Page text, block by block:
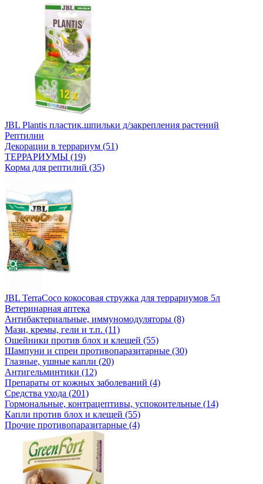
JBL Plantis пластик.шпильки д/закрепления растений
Рептилии
Декорации в террариум (51)
ТЕРРАРИУМЫ (19)
Корма для рептилий (35)
JBL TerraCoco кокосовая стружка для террариумов 5л
Ветеринарная аптека
Антибактериальные, иммуномодуляторы (8)
Мази, кремы, гели и т.п. (11)
Ошейники против блох и клещей (55)
Шампуни и спреи противопаразитарные (30)
Глазные, ушные капли (20)
Антигельминтики (12)
Препараты от кожных заболеваний (4)
Средства ухода (201)
Гормональные, контрацептивы, успокоительные (14)
Капли против блох и клещей (55)
Прочие противопаразитарные (4)